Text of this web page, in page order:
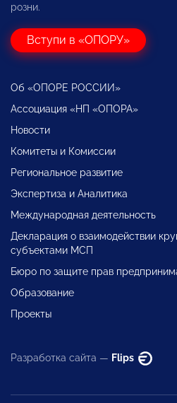
розни.
Вступи в «ОПОРУ»
Об «ОПОРЕ РОССИИ»
Ассоциация «НП «ОПОРА»
Новости
Комитеты и Комиссии
Региональное развитие
Экспертиза и Аналитика
Международная деятельность
Декларация о взаимодействии
субъектами МСП
Бюро по защите прав
Образование
Проекты
Разработка сайта — Flips